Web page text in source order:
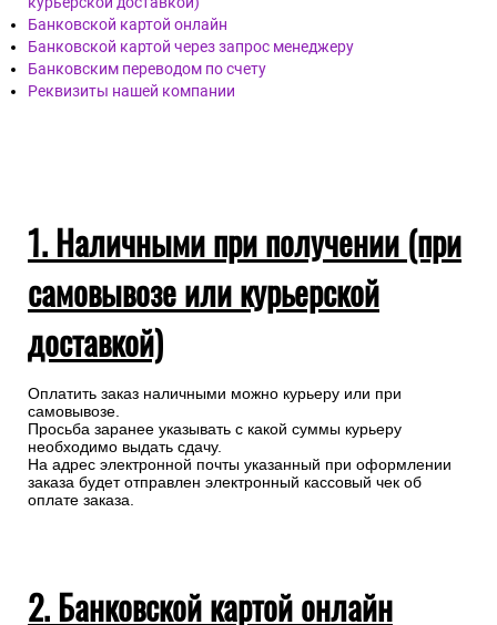
Наличными при получении (при самовывозы или
курьерской доставкой)
Банковской картой онлайн
1. Наличными при получении (при
самовывозе или курьерской
доставкой)
Оплатить заказ наличными можно курьеру или при
самовывозе.
Просьба заранее указывать с какой суммы курьеру
необходимо выдать сдачу.